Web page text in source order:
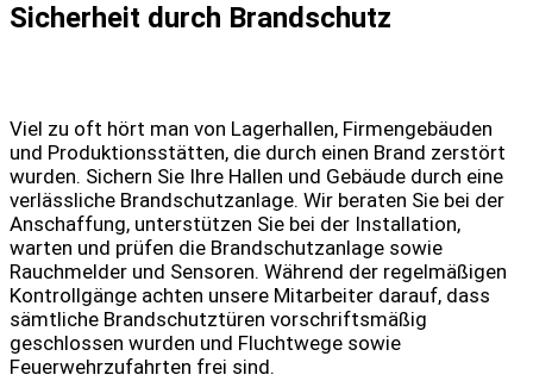
Sicherheit durch Brandschutz
Viel zu oft hört man von Lagerhallen, Firmengebäuden
und Produktionsstätten, die durch einen Brand zerstört
wurden. Sichern Sie Ihre Hallen und Gebäude durch eine
verlässliche Brandschutzanlage. Wir beraten Sie bei der
Anschaffung, unterstützen Sie bei der Installation,
warten und prüfen die Brandschutzanlage sowie
Rauchmelder und Sensoren. Während der regelmäßigen
Kontrollgänge achten unsere Mitarbeiter darauf, dass
sämtliche Brandschutztüren vorschriftsmäßig
geschlossen wurden und Fluchtwege sowie
Feuerwehrzufahrten frei sind.